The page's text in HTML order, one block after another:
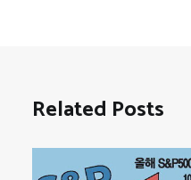
Related Posts